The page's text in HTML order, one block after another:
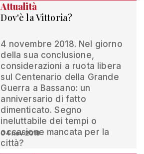
Attualità
Dov'è la Vittoria?
4 novembre 2018. Nel giorno
della sua conclusione,
considerazioni a ruota libera
sul Centenario della Grande
Guerra a Bassano: un
anniversario di fatto
dimenticato. Segno
ineluttabile dei tempi o
occasione mancata per la
città?
04 nov 2018